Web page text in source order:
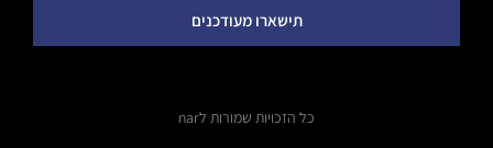
תישארו מעודכנים
כל הזכויות שמורות לnar